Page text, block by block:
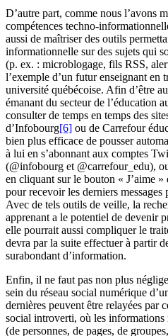
D’autre part, comme nous l’avons
compétences techno-
aussi de maîtriser des outils
informationnelle sur des sujets qui
(p. ex. : microblogage, fils RSS,
l’exemple d’un futur enseignant en
université québécoise. Afin d’être
émanant du secteur de l’éducation
consulter de temps en temps des
d’Infobourg[6] ou de Carrefour
bien plus efficace de pousser
à lui en s’abonnant aux comptes
(@infobourg et @carrefour_edu),
en cliquant sur le bouton « J’aime »
pour recevoir les derniers
Avec de tels outils de veille, la
apprenant a le potentiel de devenir
elle pourrait aussi compliquer le
devra par la suite effectuer à partir
surabondant d’information.
Enfin, il ne faut pas non plus
sein du réseau social numérique
dernières peuvent être relayées par
social introverti, où les informations
(de personnes, de pages, de